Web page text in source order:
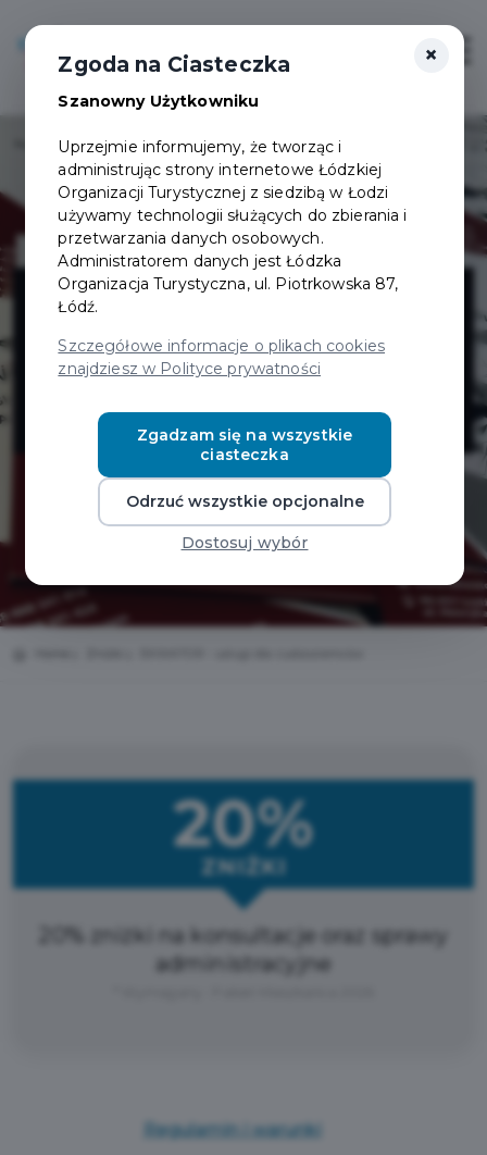
Login/Rejestracja
EKWATOR -
usługi dla
cudzoziemców
20%
ZNIŻKI
20% zniżki na konsultacje oraz sprawy
administracyjne
Regulamin i warunki
×
Zgoda na Ciasteczka
Szanowny Użytkowniku
Uprzejmie informujemy, że tworząc i
administrując strony internetowe Łódzkiej
Organizacji Turystycznej z siedzibą w Łodzi
używamy technologii służących do zbierania i
przetwarzania danych osobowych.
Administratorem danych jest Łódzka
Organizacja Turystyczna, ul. Piotrkowska 87,
Łódź.
Szczegółowe informacje o plikach cookies
znajdziesz w Polityce prywatności
Zgadzam się na wszystkie
ciasteczka
Odrzuć wszystkie opcjonalne
Dostosuj wybór